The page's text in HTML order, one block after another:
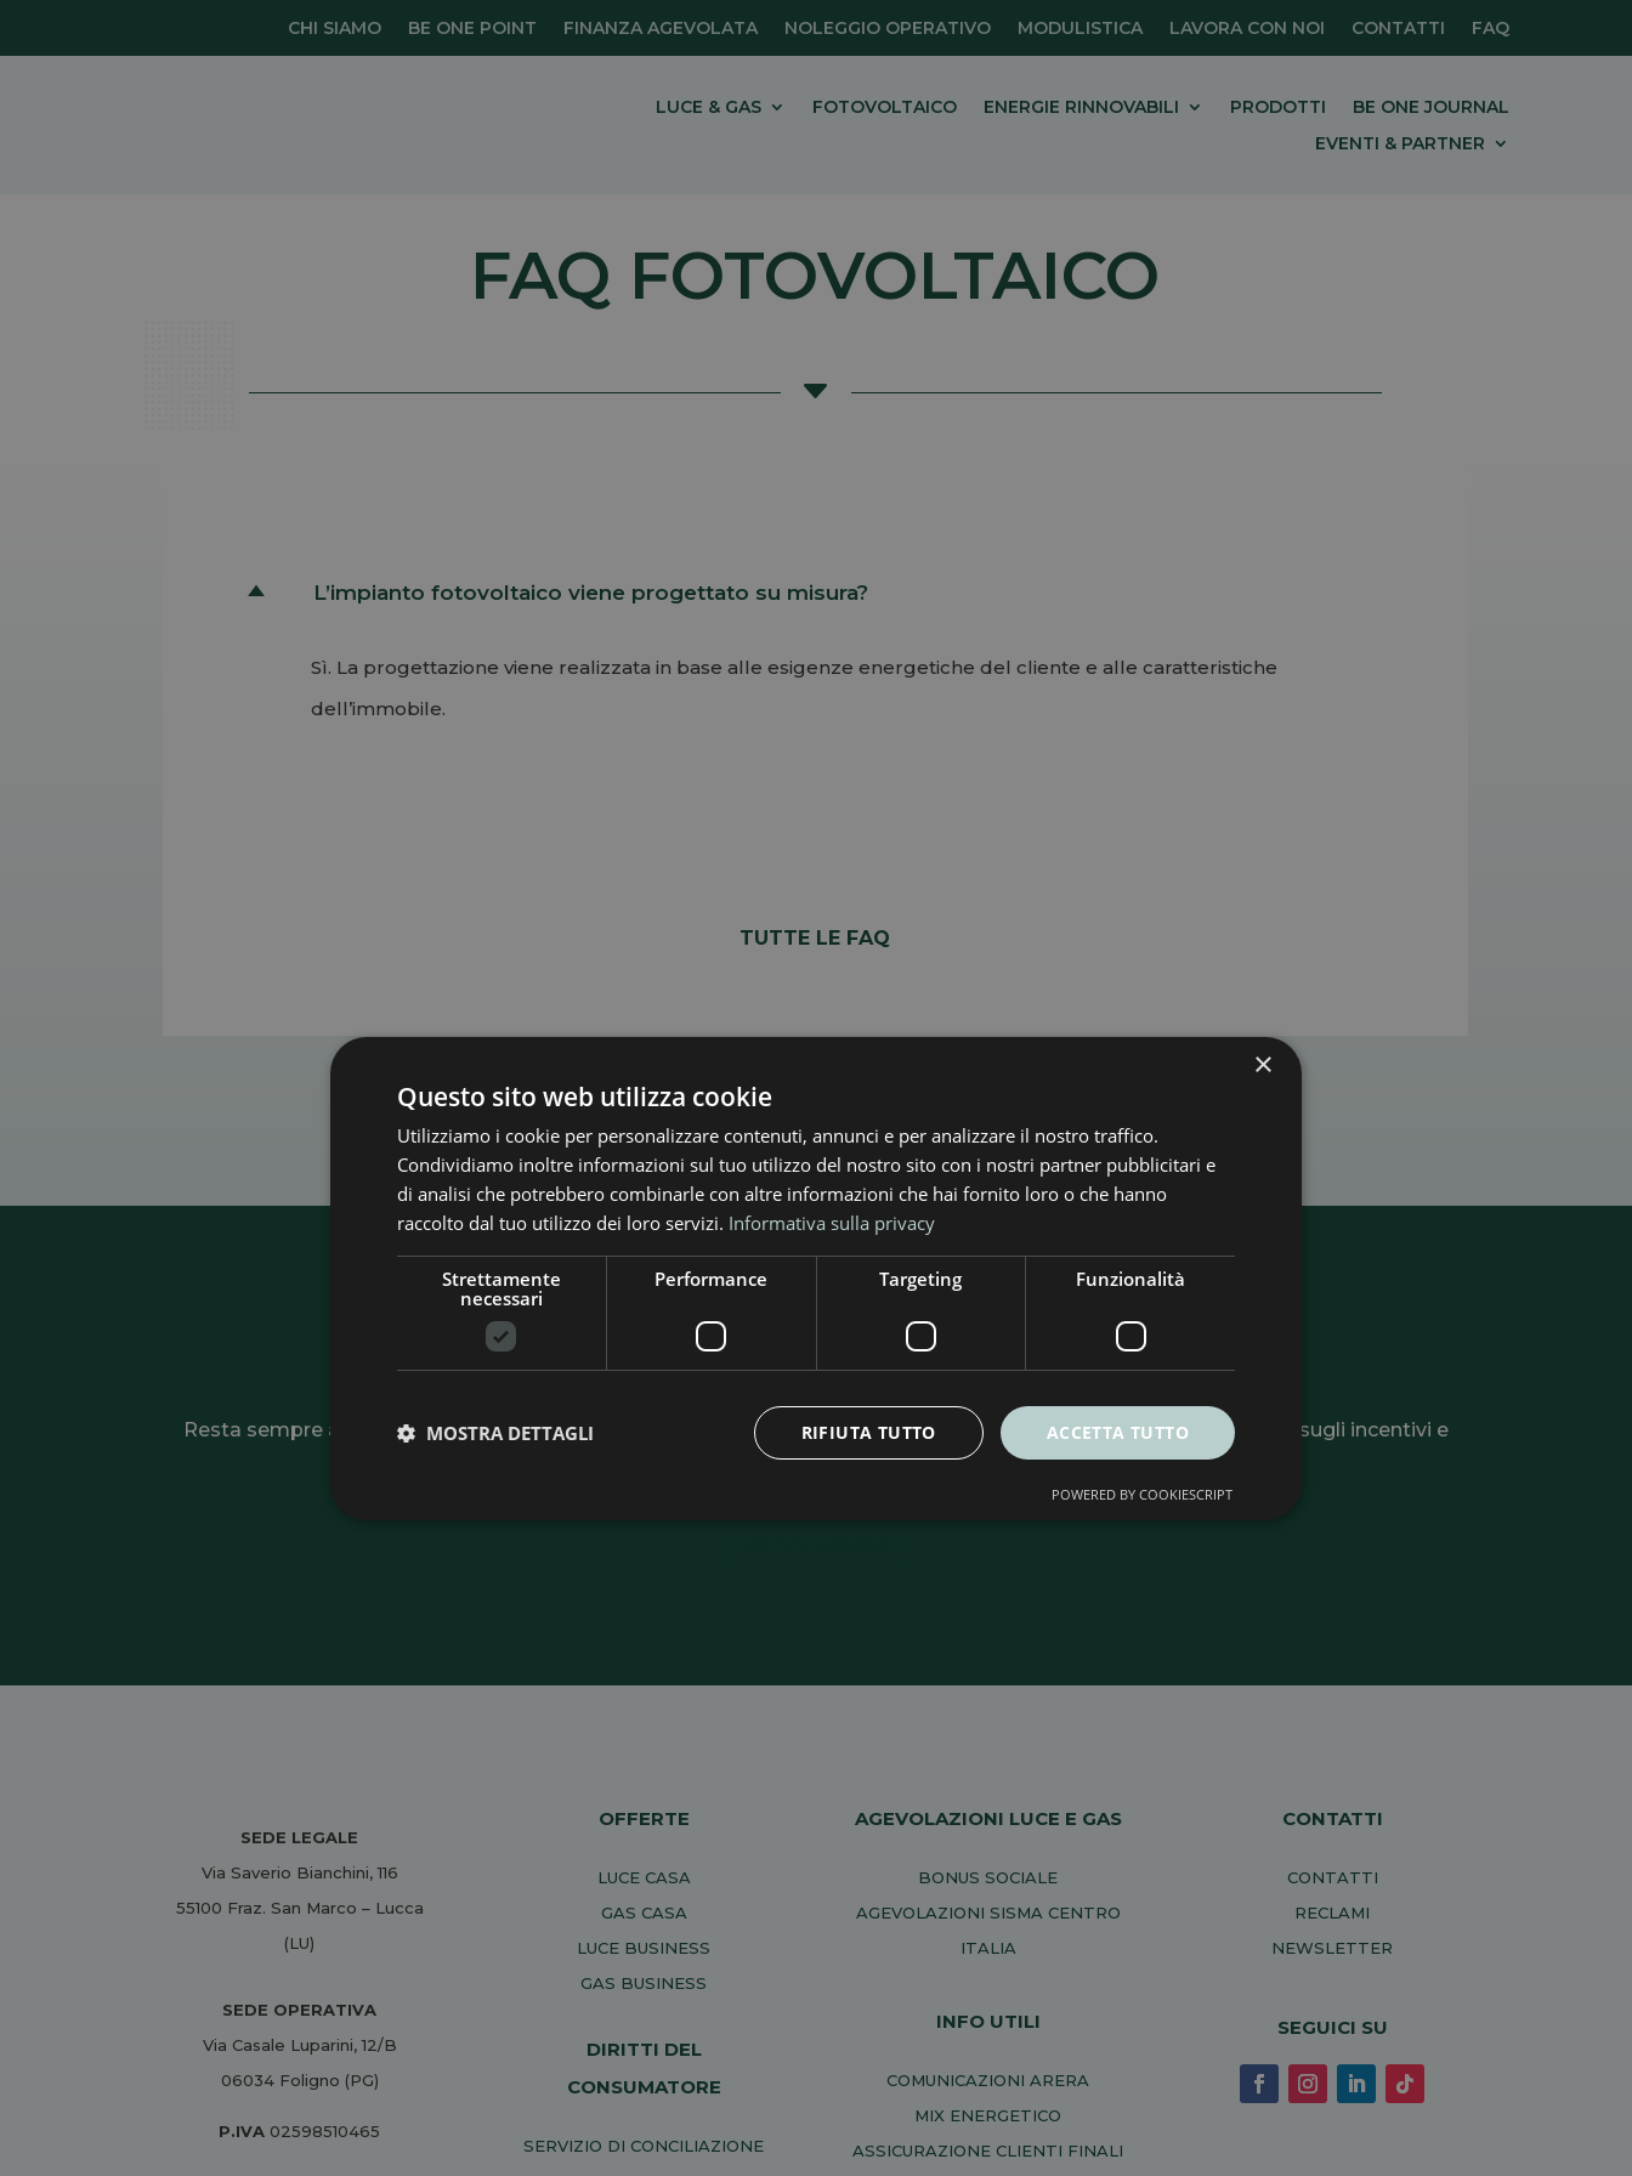
CHI SIAMO BE ONE POINT FINANZA AGEVOLATA NOLEGGIO OPERATIVO MODULISTICA LAVORA CON NOI CONTATTI FAQ
LUCE & GAS FOTOVOLTAICO ENERGIE RINNOVABILI PRODOTTI
BE ONE JOURNAL
EVENTI & PARTNER
FAQ FOTOVOLTAICO
C
D L’impianto fotovoltaico viene progettato su misura?
Sì. La progettazione viene realizzata in base alle esigenze energetiche del cliente e alle caratteristiche
dell’immobile.
TUTTE LE FAQ
Iscriviti alla nostra Newsletter
Resta sempre aggiornato su novità, offerte e soluzioni per l’efficienza energetica. Ricevi consigli utili, informazioni sugli incentivi e
tutte le opportunità per risparmiare e rendere più sostenibile la tua casa o la tua azienda.
SEDE LEGALE
Via Saverio Bianchini, 116
55100 Fraz. San Marco – Lucca
(LU)
SEDE OPERATIVA
Via Casale Luparini, 12/B
06034 Foligno (PG)
P.IVA 02598510465
OFFERTE
LUCE CASA
GAS CASA
LUCE BUSINESS
GAS BUSINESS
DIRITTI DEL
CONSUMATORE
SERVIZIO DI CONCILIAZIONE
AGEVOLAZIONI LUCE E GAS
BONUS SOCIALE
AGEVOLAZIONI SISMA CENTRO
ITALIA
INFO UTILI
COMUNICAZIONI ARERA
MIX ENERGETICO
ASSICURAZIONE CLIENTI FINALI
CONTATTI
CONTATTI
RECLAMI
NEWSLETTER
SEGUICI SU
×
Questo sito web utilizza cookie
Utilizziamo i cookie per personalizzare contenuti, annunci e per analizzare il nostro traffico.
Condividiamo inoltre informazioni sul tuo utilizzo del nostro sito con i nostri partner pubblicitari e
di analisi che potrebbero combinarle con altre informazioni che hai fornito loro o che hanno
raccolto dal tuo utilizzo dei loro servizi. Informativa sulla privacy
Strettamente
necessari
Performance Targeting Funzionalità
ACCETTA TUTTO
RIFIUTA TUTTO
MOSTRA DETTAGLI
POWERED BY COOKIESCRIPT